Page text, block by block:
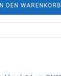
IN DEN WARENKORB